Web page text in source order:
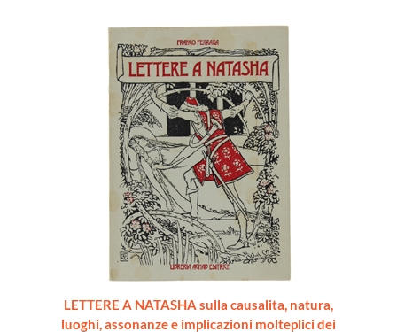
LETTERE A NATASHA sulla causalita, natura,
luoghi, assonanze e implicazioni molteplici dei